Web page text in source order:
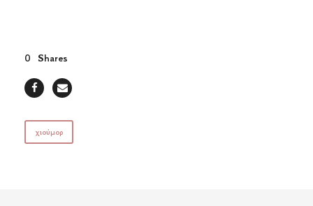
0 Shares
χιούμορ